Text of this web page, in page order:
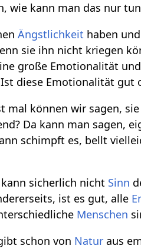
wie kann man das nur
Ängstlichkeit haben
sie ihn nicht kriegen
große Emotionalität
diese Emotionalität gut
mal können wir sagen,
Da kann man sagen,
schimpft es, bellt
sicherlich nicht Sinn
ist es gut, alle
Menschen
schon von Natur aus